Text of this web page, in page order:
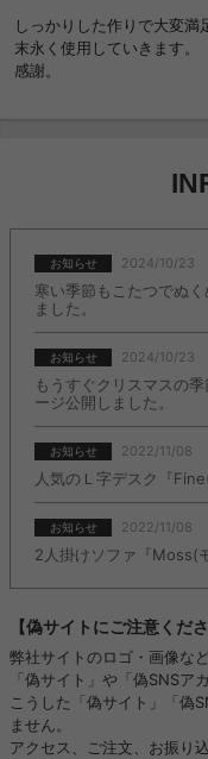
しっかりした作りで大変満
末永く使用していきます。
感謝。
お知らせ 2024/10/23
寒い季節もこたつでぬ
ました。
お知らせ 2024/10/23
もうすぐクリスマスの
ージ公開しました。
お知らせ 2022/11/08
人気のＬ字デスク『
お知らせ 2022/11/08
2人掛けソファ『Moss(
【偽サイトにご注意くださ
弊社サイトのロゴ・画像な
「偽サイト」や「偽SNSア
こうした「偽サイト」「偽
ません。
アクセス、ご注文、お振り